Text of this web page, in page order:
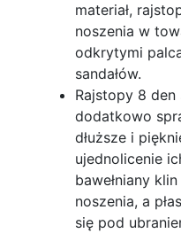
materiał,
noszenia w
odkrytymi
sandałów.
Rajstopy 8
dodatkowo
dłuższe i
ujednolicenie
bawełniany
noszenia, a
się pod